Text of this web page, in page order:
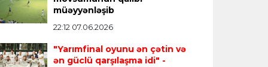
argentinalı futbolçusunu
icarəyə göndərdi
22:57 07.08.2026
müəyyənləşib
22:12 07.06.2026
"Yarımfinal oyunu ən çətin və
ən güclü qarşılaşma idi" -